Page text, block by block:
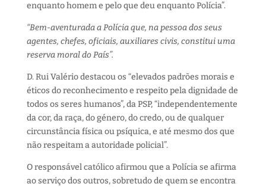
enquanto homem e pelo que deu enquanto Polícia”.
“Bem-aventurada a Polícia que, na pessoa dos seus
agentes, chefes, oficiais, auxiliares civis, constitui uma
reserva moral do País”.
D. Rui Valério destacou os “elevados padrões morais e
éticos do reconhecimento e respeito pela dignidade de
todos os seres humanos”, da PSP, “independentemente
da cor, da raça, do género, do credo, ou de qualquer
circunstância física ou psíquica, e até mesmo dos que
não respeitam a autoridade policial”.
O responsável católico afirmou que a Polícia se afirma
ao serviço dos outros, sobretudo de quem se encontra